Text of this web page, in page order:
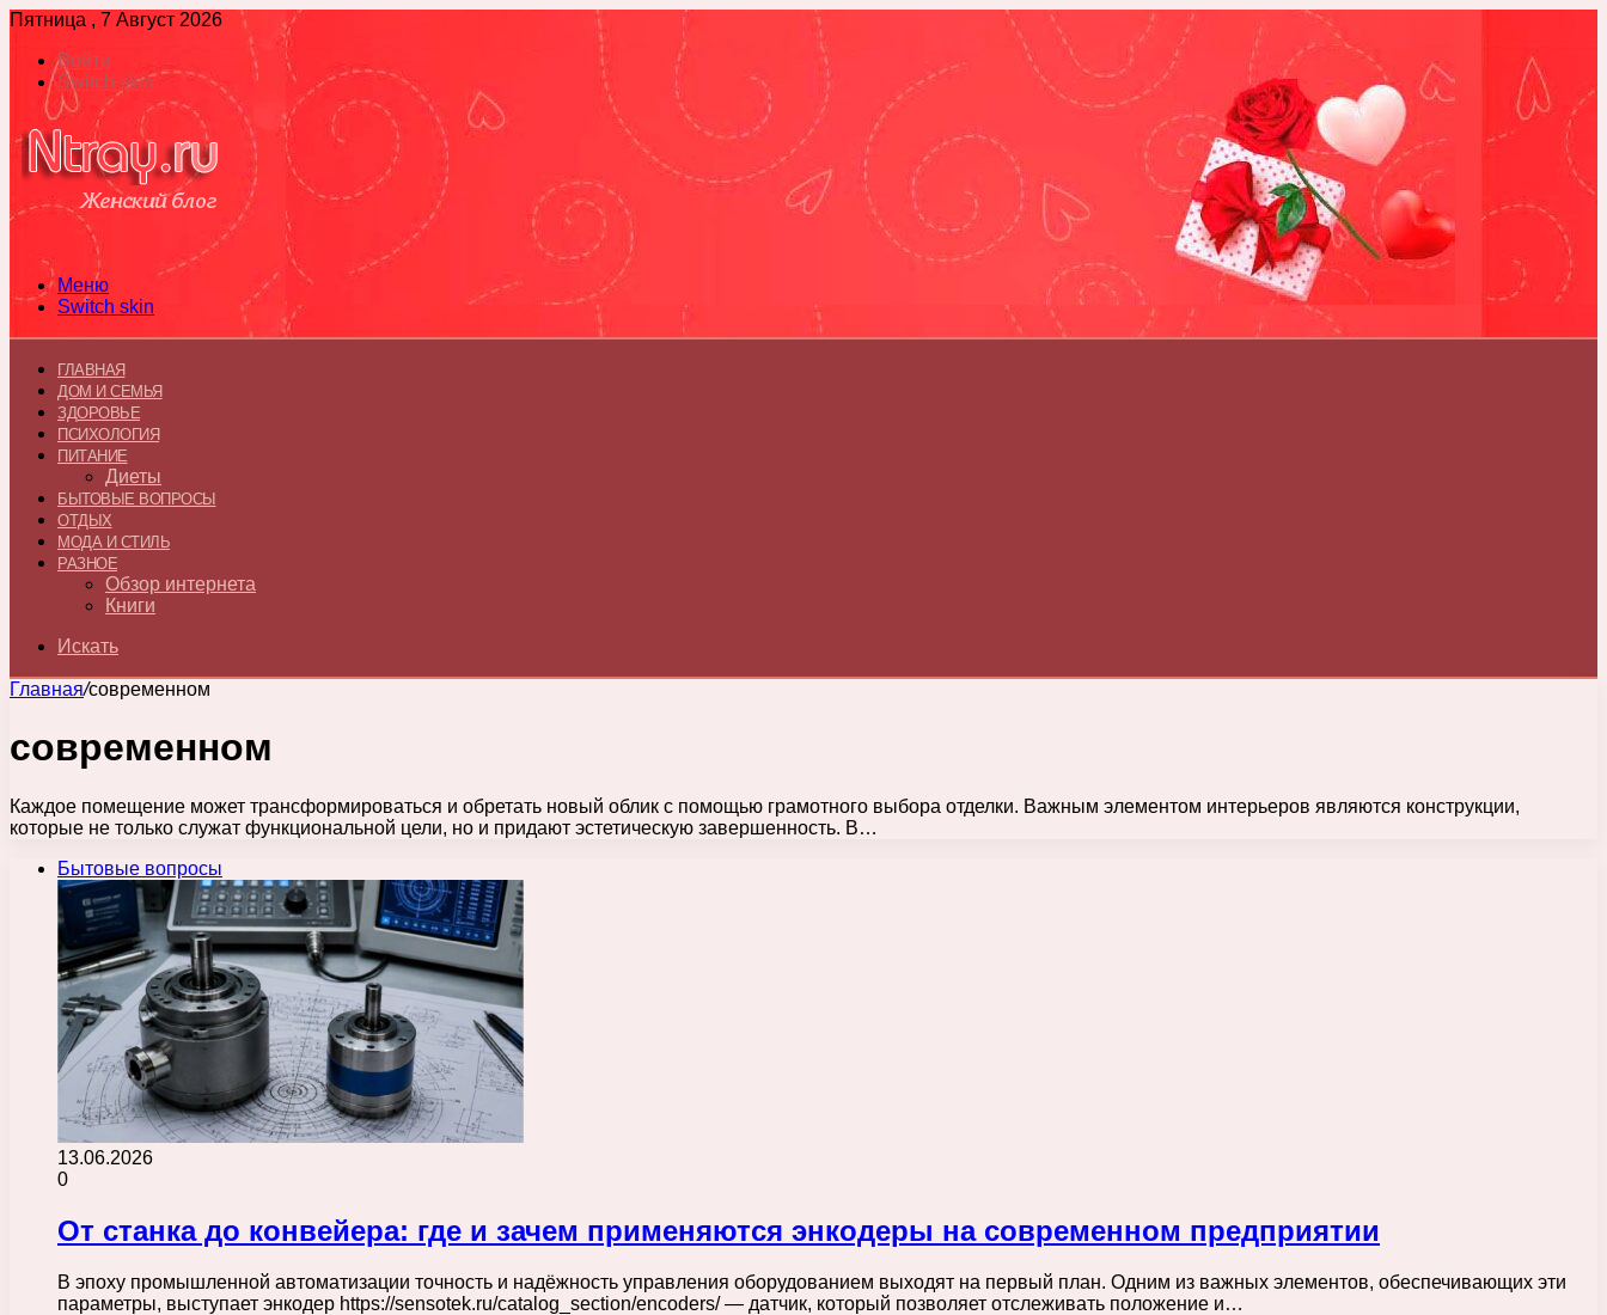
Пятница , 7 Август 2026
Войти
Switch skin
Меню
Switch skin
ГЛАВНАЯ
ДОМ И СЕМЬЯ
ЗДОРОВЬЕ
ПСИХОЛОГИЯ
ПИТАНИЕ
Диеты
БЫТОВЫЕ ВОПРОСЫ
ОТДЫХ
МОДА И СТИЛЬ
РАЗНОЕ
Обзор интернета
Книги
Искать
Главная/современном
современном
Каждое помещение может трансформироваться и обретать новый облик с помощью грамотного выбора отделки. Важным элементом интерьеров являются конструкции,
которые не только служат функциональной цели, но и придают эстетическую завершенность. В…
Бытовые вопросы
13.06.2026
0
От станка до конвейера: где и зачем применяются энкодеры на современном предприятии
В эпоху промышленной автоматизации точность и надёжность управления оборудованием выходят на первый план. Одним из важных элементов, обеспечивающих эти
параметры, выступает энкодер https://sensotek.ru/catalog_section/encoders/ — датчик, который позволяет отслеживать положение и…